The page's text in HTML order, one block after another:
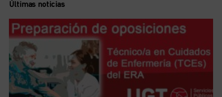
Últimas noticias